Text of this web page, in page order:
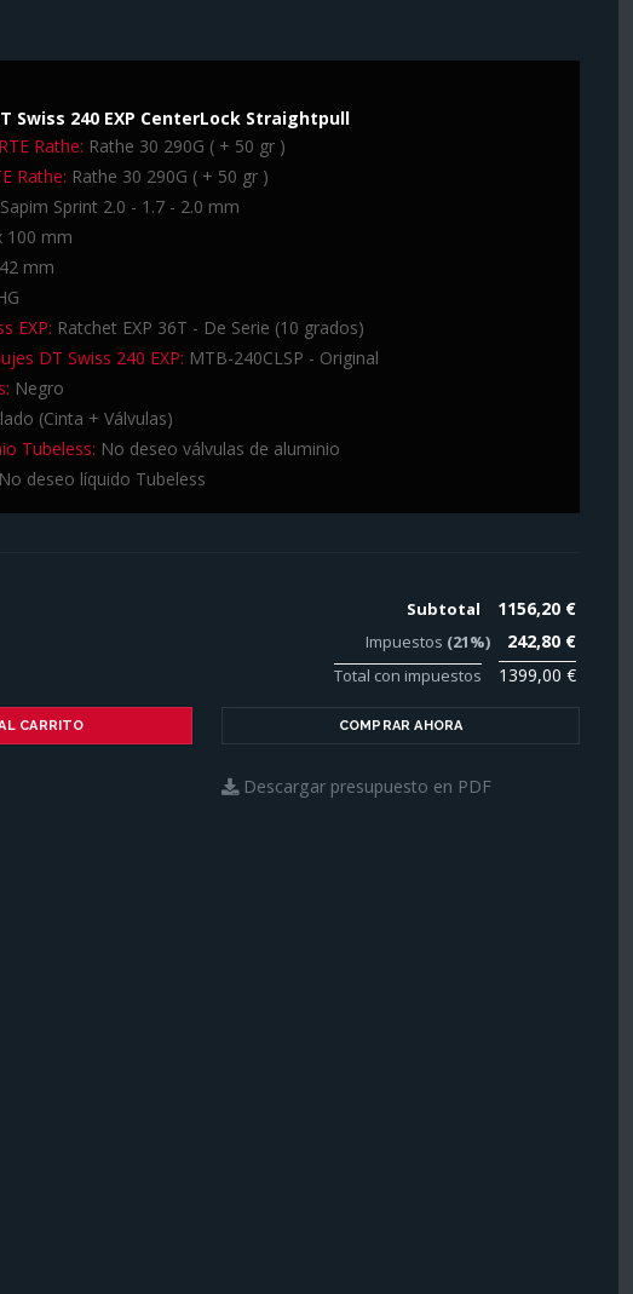
Swiss 240 EXP CenterLock Straightpull
Rathe: Rathe 30 290G ( + 50 gr )
Rathe: Rathe 30 290G ( + 50 gr )
Sapim Sprint 2.0 - 1.7 - 2.0 mm
100 mm
mm
EXP: Ratchet EXP 36T - De Serie (10 grados)
DT Swiss 240 EXP: MTB-240CLSP - Original
Negro
(Cinta + Válvulas)
Tubeless: No deseo válvulas de aluminio
No deseo líquido Tubeless
Subtotal 1156,20 €
Impuestos (21%) 242,80 €
Total con impuestos 1399,00 €
CARRITO COMPRAR AHORA
Descargar presupuesto en PDF